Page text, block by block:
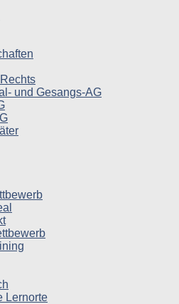
und Gesangs-AG
Lernorte